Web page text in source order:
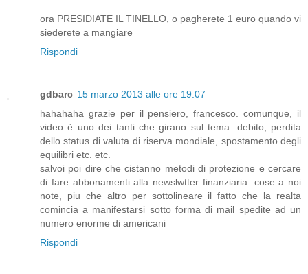
ora PRESIDIATE IL TINELLO, o pagherete 1 euro quando vi
siederete a mangiare
Rispondi
gdbarc 15 marzo 2013 alle ore 19:07
hahahaha grazie per il pensiero, francesco. comunque, il
video è uno dei tanti che girano sul tema: debito, perdita
dello status di valuta di riserva mondiale, spostamento degli
equilibri etc. etc.
salvoi poi dire che cistanno metodi di protezione e cercare
di fare abbonamenti alla newslwtter finanziaria. cose a noi
note, piu che altro per sottolineare il fatto che la realta
comincia a manifestarsi sotto forma di mail spedite ad un
numero enorme di americani
Rispondi